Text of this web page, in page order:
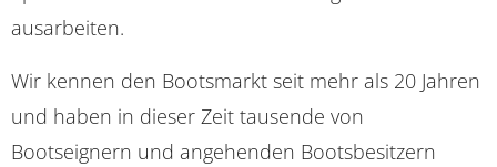
ausarbeiten.
Wir kennen den Bootsmarkt seit mehr als 20 Jahren
und haben in dieser Zeit tausende von
Bootseignern und angehenden Bootsbesitzern